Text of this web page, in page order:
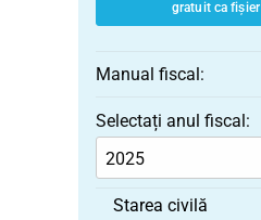
gratuit ca
Manual fiscal:
Selectați anul fiscal:
Starea civilă